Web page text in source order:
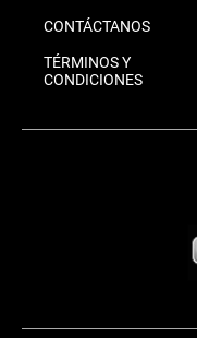
CONTÁCTANOS
TÉRMINOS Y
CONDICIONES